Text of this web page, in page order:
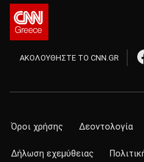
ΑΚΟΛΟΥΘΗΣΤΕ ΤΟ CNN.GR
Όροι χρήσης Δεοντολογία
Δήλωση εχεμύθειας